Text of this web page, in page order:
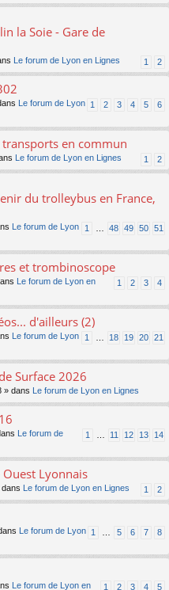
la Soie - Gare de
1 2
Le forum de Lyon en Lignes
1 2 3 4 5 6
Le forum de Lyon
transports en commun
1 2
Le forum de Lyon en Lignes
du trolleybus en France,
1 48 49 50 51
Le forum de Lyon
et trombinoscope
1 2 3 4
Le forum de Lyon en
d'ailleurs (2)
1 18 19 20 21
Le forum de Lyon
Surface 2026
» dans Le forum de Lyon en Lignes
1 11 12 13 14
Le forum de
Lyonnais
1 2
Le forum de Lyon en Lignes
1 5 6 7 8
Le forum de Lyon
1 2 3 4 5
Le forum de Lyon en